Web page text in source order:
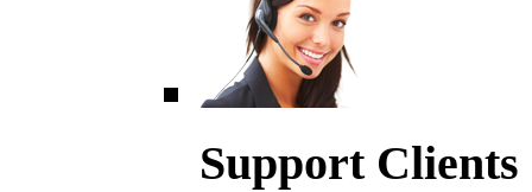
Support Clients